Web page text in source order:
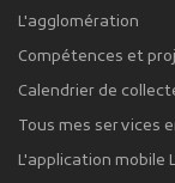
L'agglomération
Compétences et
Calendrier de
Tous mes services
L'application mobile